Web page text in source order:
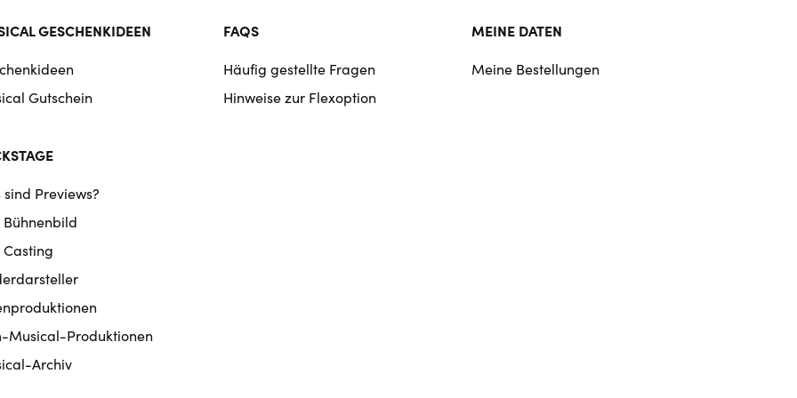
GESCHENKIDEEN
Gutschein
FAQS
Häufig gestellte Fragen
Hinweise zur Flexoption
MEINE DATEN
Meine Bestellungen
sind Previews?
Bühnenbild
Casting
Musical-Produktionen
Archiv